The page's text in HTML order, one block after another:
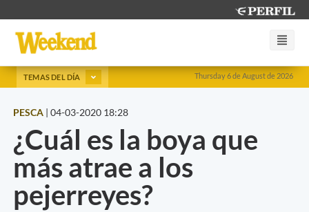
Thursday 6 de August de 2026
TEMAS DEL DÍA
PESCA | 04-03-2020 18:28
¿Cuál es la boya que
más atrae a los
pejerreyes?